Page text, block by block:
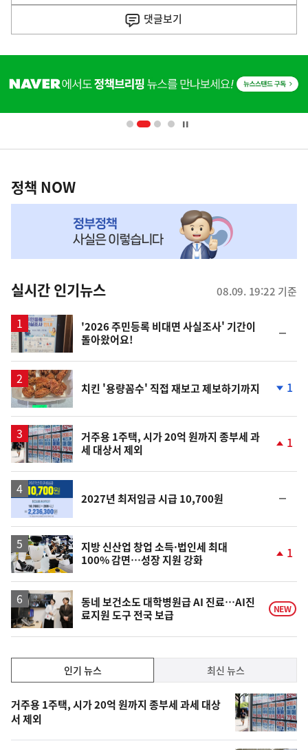
댓글보기
단
영
책
NOW,
뉴
스
정책 NOW
실시간 인기뉴스 08.09. 19:22 기준
'2026 주민등록 비대면 사실조사' 기간이
돌아왔어요!
일
치킨 '용량꼼수' 직접 재보고 제보하기까지
하
1
거주용 1주택, 시가 20억 원까지 종부세 과
세 대상서 제외
상
1
2027년 최저임금 시급 10,700원
일
지방 신산업 창업 소득·법인세 최대
100% 감면…성장 지원 강화
상
승
1
동네 보건소도 대학병원급 AI 진료…AI진
료지원 도구 전국 보급
NEW
기,
최
신,
인기 뉴스 최신 뉴스
기
뉴
스
거주용 1주택, 시가 20억 원까지 종부세 과세 대상
서 제외